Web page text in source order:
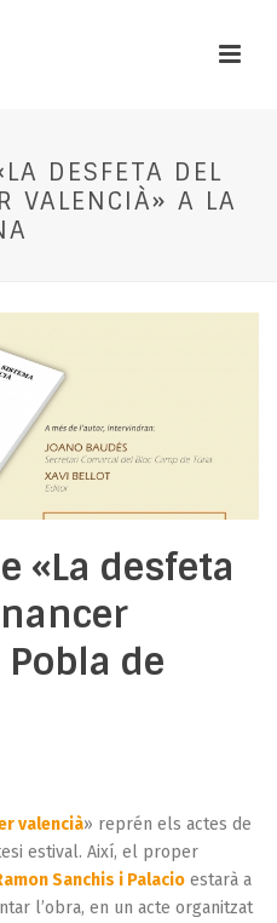
DESFETA DEL
VALENCIÀ» A LA
«La desfeta
de
valencià» reprén els actes de
estival. Així, el proper
Sanchis i Palacio estarà a
l’obra, en un acte organitzat